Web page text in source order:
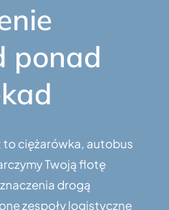
ponad
to ciężarówka, autobus
Twoją flotę
drogą
zespoły logistyczne